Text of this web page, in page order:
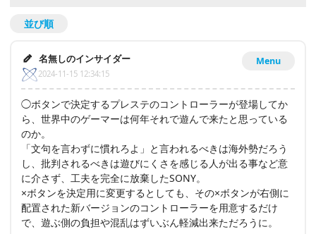
並び順
Menu
名無しのインサイダー
2024-11-15 12:34:15
◯ボタンで決定するプレステのコントローラーが登場してか
ら、世界中のゲーマーは何年それで遊んで来たと思っている
のか。
「文句を言わずに慣れろよ」と言われるべきは海外勢だろう
し、批判されるべきは遊びにくさを感じる人が出る事など意
に介さず、工夫を完全に放棄したSONY。
×ボタンを決定用に変更するとしても、その×ボタンが右側に
配置された新バージョンのコントローラーを用意するだけ
で、遊ぶ側の負担や混乱はずいぶん軽減出来ただろうに。